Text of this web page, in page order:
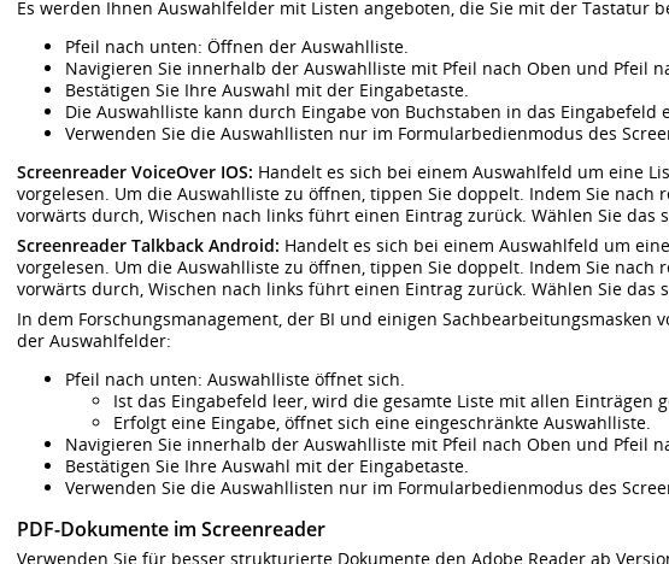
Es werden Ihnen Auswahlfelder mit Listen angeboten, die Sie mit der Tastatur
Pfeil nach unten: Öffnen der Auswahlliste.
Navigieren Sie innerhalb der Auswahlliste mit Pfeil nach Oben und Pfeil
Bestätigen Sie Ihre Auswahl mit der Eingabetaste.
Die Auswahlliste kann durch Eingabe von Buchstaben in das Eingabefeld
Verwenden Sie die Auswahllisten nur im Formularbedienmodus des
Screenreader VoiceOver IOS: Handelt es sich bei einem Auswahlfeld um eine
vorgelesen. Um die Auswahlliste zu öffnen, tippen Sie doppelt. Indem Sie nach
vorwärts durch, Wischen nach links führt einen Eintrag zurück. Wählen Sie
Screenreader Talkback Android: Handelt es sich bei einem Auswahlfeld um
vorgelesen. Um die Auswahlliste zu öffnen, tippen Sie doppelt. Indem Sie nach
vorwärts durch, Wischen nach links führt einen Eintrag zurück. Wählen Sie
In dem Forschungsmanagement, der BI und einigen Sachbearbeitungsmasken
der Auswahlfelder:
Pfeil nach unten: Auswahlliste öffnet sich.
Ist das Eingabefeld leer, wird die gesamte Liste mit allen Einträgen
Erfolgt eine Eingabe, öffnet sich eine eingeschränkte Auswahlliste.
Navigieren Sie innerhalb der Auswahlliste mit Pfeil nach Oben und Pfeil
Bestätigen Sie Ihre Auswahl mit der Eingabetaste.
Verwenden Sie die Auswahllisten nur im Formularbedienmodus des
PDF-Dokumente im Screenreader
Verwenden Sie für besser strukturierte Dokumente den Adobe Reader ab